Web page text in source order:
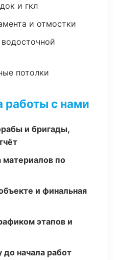
и гкл
и отмостки
потолки
с нами
и бригады,
материалов по
и финальная
этапов и
начала работ